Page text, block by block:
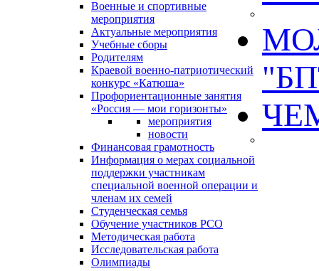
Военные и спортивные
мероприятия
Актуальные мероприятия
Учебные сборы
Родителям
Краевой военно-патриотический
конкурс «Катюша»
Профориентационные занятия
«Россия — мои горизонты»
мероприятия
новости
Финансовая грамотность
Информация о мерах социальной
поддержки участникам
специальной военной операции и
членам их семей
Студенческая семья
Обучение участников РСО
Методическая работа
Исследовательская работа
Олимпиады